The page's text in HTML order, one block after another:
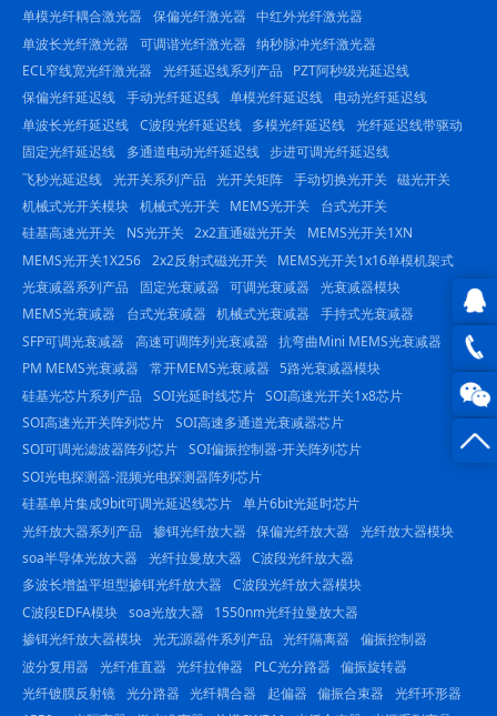
QQ在
线咨
询
0816
单模光纤耦合激光器
保偏光纤激光器 中红外光纤激光器
单波长光纤激光器
可调谐光纤激光器 纳秒脉冲光纤激光器
ECL窄线宽光纤激光器
光纤延迟线系列产品
PZT阿秒级光延迟线
保偏光纤延迟线 手动光纤延迟线 单模光纤延迟线
电动光纤延迟线
单波长光纤延迟线 C波段光纤延迟线 多模光纤延迟线 光纤延迟线带驱动
固定光纤延迟线
多通道电动光纤延迟线 步进可调光纤延迟线
飞秒光延迟线 光开关系列产品 光开关矩阵 手动切换光开关 磁光开关
机械式光开关模块 机械式光开关 MEMS光开关
台式光开关
硅基高速光开关
NS光开关 2x2直通磁光开关
MEMS光开关1XN
MEMS光开关1X256 2x2反射式磁光开关
MEMS光开关1x16单模机架式
光衰减器系列产品
固定光衰减器 可调光衰减器
光衰减器模块
MEMS光衰减器
台式光衰减器 机械式光衰减器
手持式光衰减器
SFP可调光衰减器
高速可调阵列光衰减器 抗弯曲Mini MEMS光衰减器
PM MEMS光衰减器
常开MEMS光衰减器 5路光衰减器模块
硅基光芯片系列产品
SOI光延时线芯片 SOI高速光开关1x8芯片
SOI高速光开关阵列芯片 SOI高速多通道光衰减器芯片
SOI可调光滤波器阵列芯片 SOI偏振控制器-开关阵列芯片
SOI光电探测器-混频光电探测器阵列芯片
硅基单片集成9bit可调光延迟线芯片 单片6bit光延时芯片
光纤放大器系列产品
掺铒光纤放大器 保偏光纤放大器
光纤放大器模块
soa半导体光放大器
光纤拉曼放大器 C波段光纤放大器
多波长增益平坦型掺铒光纤放大器
C波段光纤放大器模块
C波段EDFA模块 soa光放大器
1550nm光纤拉曼放大器
掺铒光纤放大器模块 光无源器件系列产品 光纤隔离器
偏振控制器
波分复用器
光纤准直器 光纤拉伸器 PLC光分路器
偏振旋转器
光纤镀膜反射镜 光分路器 光纤耦合器 起偏器 偏振合束器
光纤环形器